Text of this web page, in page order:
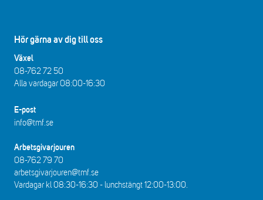
Hör gärna av dig till oss
Växel
08-762 72 50
Alla vardagar 08:00-16:30​​
E-post
info@tmf.se
Arbetsgivarjouren
08-762 79 70
arbetsgivarjouren@tmf.se
Vardagar kl 08:30-16:30 - lunchstängt 12:00-13:00​.